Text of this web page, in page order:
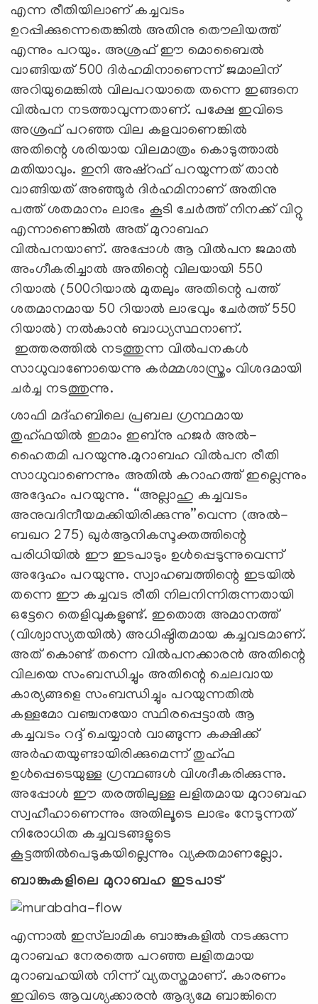
എന്ന രീതിയിലാണ് കച്ചവടം
ഉറപ്പിക്കുന്നെതെങ്കില്‍ അതിനു തൌലിയത്ത്
എന്നും പറയും. അശ്രഫ് ഈ മൊബൈല്‍
വാങ്ങിയത് 500 ദിര്‍ഹമിനാണെന്ന് ജമാലിന്
അറിയുമെങ്കില്‍ വിലപറയാതെ തന്നെ ഇങ്ങനെ
വില്‍പന നടത്താവുന്നതാണ്. പക്ഷേ ഇവിടെ
അശ്രഫ് പറഞ്ഞ വില കളവാണെങ്കില്‍
അതിന്റെ ശരിയായ വിലമാത്രം കൊടുത്താല്‍
മതിയാവും. ഇനി അഷ്‌റഫ്‌ പറയുന്നത് താന്‍
വാങ്ങിയത് അഞ്ഞൂര്‍ ദിര്‍ഹമിനാണ് അതിനു
പത്ത് ശതമാനം ലാഭം കൂടി ചേര്‍ത്ത് നിനക്ക് വിറ്റു
എന്നാണെങ്കില്‍ അത് മുറാബഹ
വില്‍പനയാണ്. അപ്പോള്‍ ആ വില്‍പന ജമാല്‍
അംഗീകരിച്ചാല്‍ അതിന്റെ വിലയായി 550
റിയാല്‍ (500റിയാല്‍ മുതലും അതിന്റെ പത്ത്
ശതമാനമായ 50 റിയാല്‍ ലാഭവും ചേര്‍ത്ത് 550
റിയാല്‍) നല്‍കാന്‍ ബാധ്യസ്ഥനാണ്.
ഇത്തരത്തില്‍ നടത്തുന്ന വില്‍പനകള്‍
സാധുവാണോയെന്നു കര്‍മ്മശാസ്ത്രം വിശദമായി
ചര്‍ച്ച നടത്തുന്നു.
ശാഫി മദ്ഹബിലെ പ്രബല ഗ്രന്ഥമായ
തുഹ്ഫയില്‍ ഇമാം ഇബ്നു ഹജര്‍ അല്‍-
ഹൈതമി പറയുന്നു.മുറാബഹ വില്‍പന രീതി
സാധുവാണെന്നും അതില്‍ കറാഹത്ത് ഇല്ലെന്നും
അദ്ദേഹം പറയുന്നു. “അല്ലാഹു കച്ചവടം
അനുവദിനീയമക്കിയിരിക്കുന്നു”വെന്ന (അല്‍-
ബഖറ 275) ഖുര്‍ആനികസൂക്തത്തിന്റെ
പരിധിയില്‍ ഈ ഇടപാടും ഉള്‍പ്പെടുന്നുവെന്ന്
അദ്ദേഹം പറയുന്നു. സ്വാഹബത്തിന്റെ ഇടയില്‍
തന്നെ ഈ കച്ചവട രീതി നിലനിന്നിരുന്നതായി
ഒട്ടേറെ തെളിവുകളുണ്ട്. ഇതൊരു അമാനത്ത്
(വിശ്വാസ്യതയില്‍) അധിഷ്ഠിതമായ കച്ചവടമാണ്.
അത് കൊണ്ട് തന്നെ വില്‍പനക്കാരന്‍ അതിന്റെ
വിലയെ സംബന്ധിച്ചും അതിന്റെ ചെലവായ
കാര്യങ്ങളെ സംബന്ധിച്ചും പറയുന്നതില്‍
കള്ളമോ വഞ്ചനയോ സ്ഥിരപ്പെട്ടാല്‍ ആ
കച്ചവടം റദ്ദ് ചെയ്യാന്‍ വാങ്ങുന്ന കക്ഷിക്ക്
അര്‍ഹതയുണ്ടായിരിക്കുമെന്ന് തുഹ്ഫ
ഉള്‍പ്പെടെയുള്ള ഗ്രന്ഥങ്ങള്‍ വിശദീകരിക്കുന്നു.
അപ്പോള്‍ ഈ തരത്തിലുള്ള ലളിതമായ മുറാബഹ
സ്വഹീഹാണെന്നും അതിലൂടെ ലാഭം നേടുന്നത്
നിരോധിത കച്ചവടങ്ങളുടെ
കൂട്ടത്തില്‍പെടുകയില്ലെന്നും വ്യക്തമാണല്ലോ.
ബാങ്കുകളിലെ മുറാബഹ ഇടപാട്
എന്നാല്‍ ഇസ്‌ലാമിക ബാങ്കുകളില്‍ നടക്കുന്ന
മുറാബഹ നേരത്തെ പറഞ്ഞ ലളിതമായ
മുറാബഹയില്‍ നിന്ന് വ്യതസ്തമാണ്. കാരണം
ഇവിടെ ആവശ്യക്കാരന്‍ ആദ്യമേ ബാങ്കിനെ